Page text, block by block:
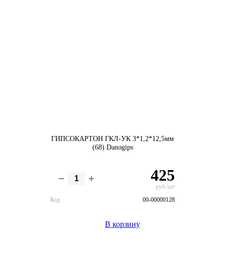
ГИПСОКАРТОН ГКЛ-УК 3*1,2*12,5мм
(68) Danogips
425
руб./шт
Код
00-00000128
В корзину